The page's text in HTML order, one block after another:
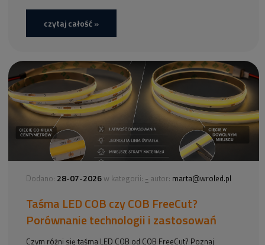
czytaj całość »
Dodano: 28-07-2026 w kategorii: - autor: marta@wroled.pl
Taśma LED COB czy COB FreeCut?
Porównanie technologii i zastosowań
Czym różni się taśma LED COB od COB FreeCut? Poznaj